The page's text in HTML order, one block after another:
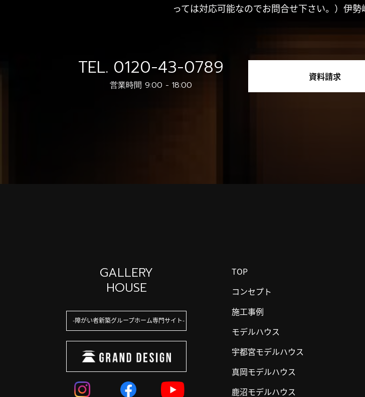
っては対応可能なのでお問合せ下さい。）伊
TEL. 0120-43-0789
営業時間 9:00 - 18:00
資料請求
GALLERY
HOUSE
障がい者新築グループホーム専門サイト
TOP
コンセプト
施工事例
モデルハウス
宇都宮モデルハウス
真岡モデルハウス
鹿沼モデルハウス